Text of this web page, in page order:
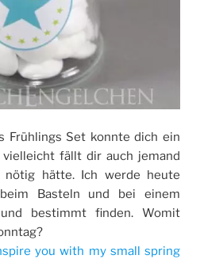
Frühlings Set konnte dich ein
fällt dir auch jemand
nötig hätte. Ich werde heute
Basteln und bei einem
und bestimmt finden. Womit
you with my small spring